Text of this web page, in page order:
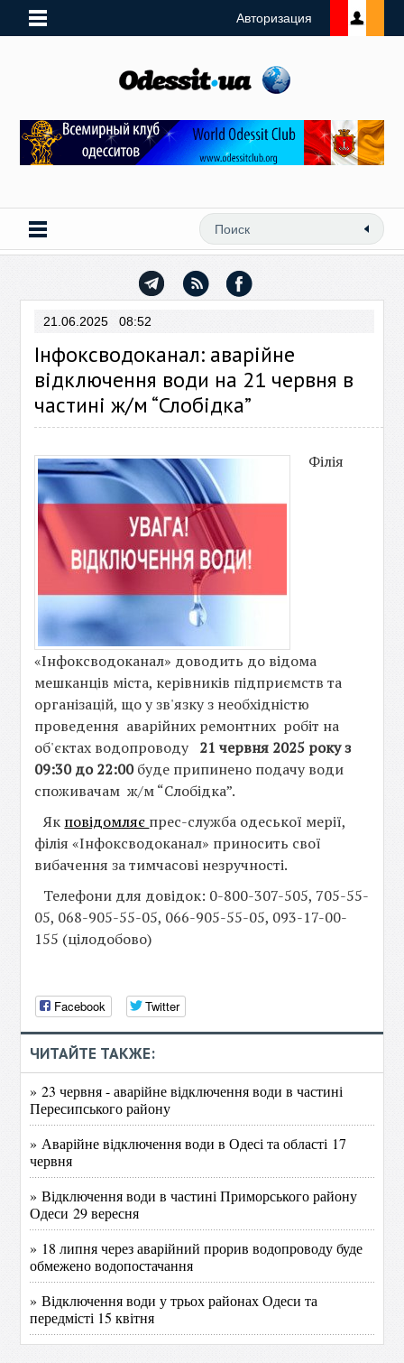
Авторизация
21.06.2025 08:52
Інфоксводоканал: аварійне
відключення води на 21 червня в
частині ж/м “Слобідка”
Філія
«Інфоксводоканал» доводить до відома
мешканців міста, керівників підприємств та
організацій, що у зв'язку з необхідністю
проведення аварійних ремонтних робіт на
об'єктах водопроводу 21 червня 2025 року з
09:30 до 22:00буде припинено подачу води
споживачам ж/м “Слобідка”.
Як повідомляє прес-служба одеської мерії,
філія «Інфоксводоканал» приносить свої
вибачення за тимчасові незручності.
Телефони для довідок: 0-800-307-505, 705-55-
05, 068-905-55-05, 066-905-55-05, 093-17-00-
155 (цілодобово)
Facebook Twitter
ЧИТАЙТЕ ТАКЖЕ:
» 23 червня - аварійне відключення води в частині
Пересипського району
» Аварійне відключення води в Одесі та області 17
червня
» Відключення води в частині Приморського району
Одеси 29 вересня
» 18 липня через аварійний прорив водопроводу буде
обмежено водопостачання
» Відключення води у трьох районах Одеси та
передмісті 15 квітня